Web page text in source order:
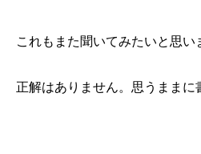
これもまた聞いてみたいと思い
正解はありません。思うままに